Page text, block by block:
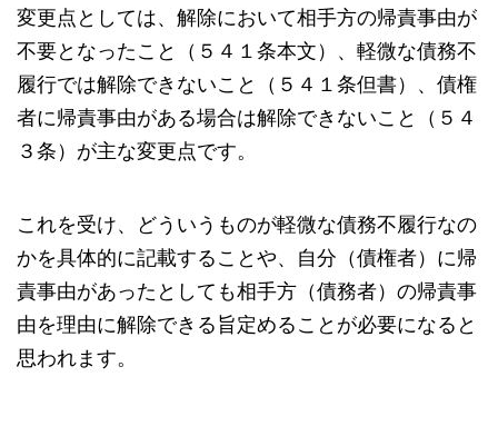
変更点としては、解除において相手方の帰責事由が
不要となったこと（５４１条本文）、軽微な債務不
履行では解除できないこと（５４１条但書）、債権
者に帰責事由がある場合は解除できないこと（５４
３条）が主な変更点です。
これを受け、どういうものが軽微な債務不履行なの
かを具体的に記載することや、自分（債権者）に帰
責事由があったとしても相手方（債務者）の帰責事
由を理由に解除できる旨定めることが必要になると
思われます。